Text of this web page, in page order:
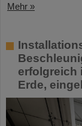
Mehr »
erfolgreich
Erde,